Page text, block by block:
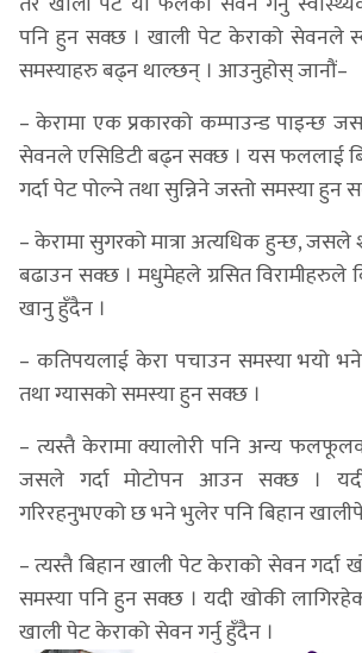
पनि हुन सक्छ । खाली पेट केराको सेवनले
समस्याहरु बढ्न थाल्छन् । आउनुहोस् जानौं–
– केरामा एक प्रकारको कम्पाउन्ड पाइन्छ
सेवनले एसिडिटी बढ्न सक्छ । यस फललाई
गर्दा पेट पोल्ने तथा सुन्निने जस्तो समस्या हुन
– केरामा सुगरको मात्रा अत्यधिक हुन्छ, जसले
बढाउन सक्छ । मधुमेहले ग्रसित विरामीहरुले
खानु हुँदैन ।
– कतिपयलाई केरा पचाउन समस्या भयो
तथा ग्यासको समस्या हुन सक्छ ।
– त्यस्तै केरामा क्यालोरी पनि अन्य
जसले गर्दा मोटोपन आउन सक्छ ।
गरिरहनुभएको छ भने भुलेर पनि बिहान
– त्यस्तै बिहान खाली पेट केराको सेवन गर्दा
समस्या पनि हुन सक्छ । यदी खोकी
खाली पेट केराको सेवन गर्नु हुँदैन ।